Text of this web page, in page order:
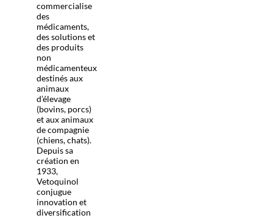
commercialise
des
médicaments,
des solutions et
des produits
non
médicamenteux
destinés aux
animaux
d’élevage
(bovins, porcs)
et aux animaux
de compagnie
(chiens, chats).
Depuis sa
création en
1933,
Vetoquinol
conjugue
innovation et
diversification